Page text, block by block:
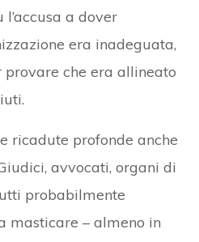
a dover
era inadeguata,
provare che era allineato
ricadute profonde anche
avvocati, organi di
probabilmente
masticare – almeno in